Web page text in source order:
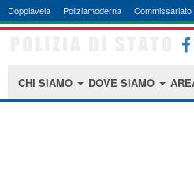
Doppiavela Poliziamoderna Commissariato
CHI SIAMO DOVE SIAMO